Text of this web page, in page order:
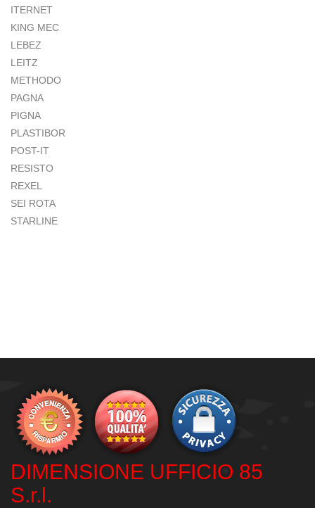
ITERNET
KING MEC
LEBEZ
LEITZ
METHODO
PAGNA
PIGNA
PLASTIBOR
POST-IT
RESISTO
REXEL
SEI ROTA
STARLINE
DIMENSIONE UFFICIO 85
S.r.l.